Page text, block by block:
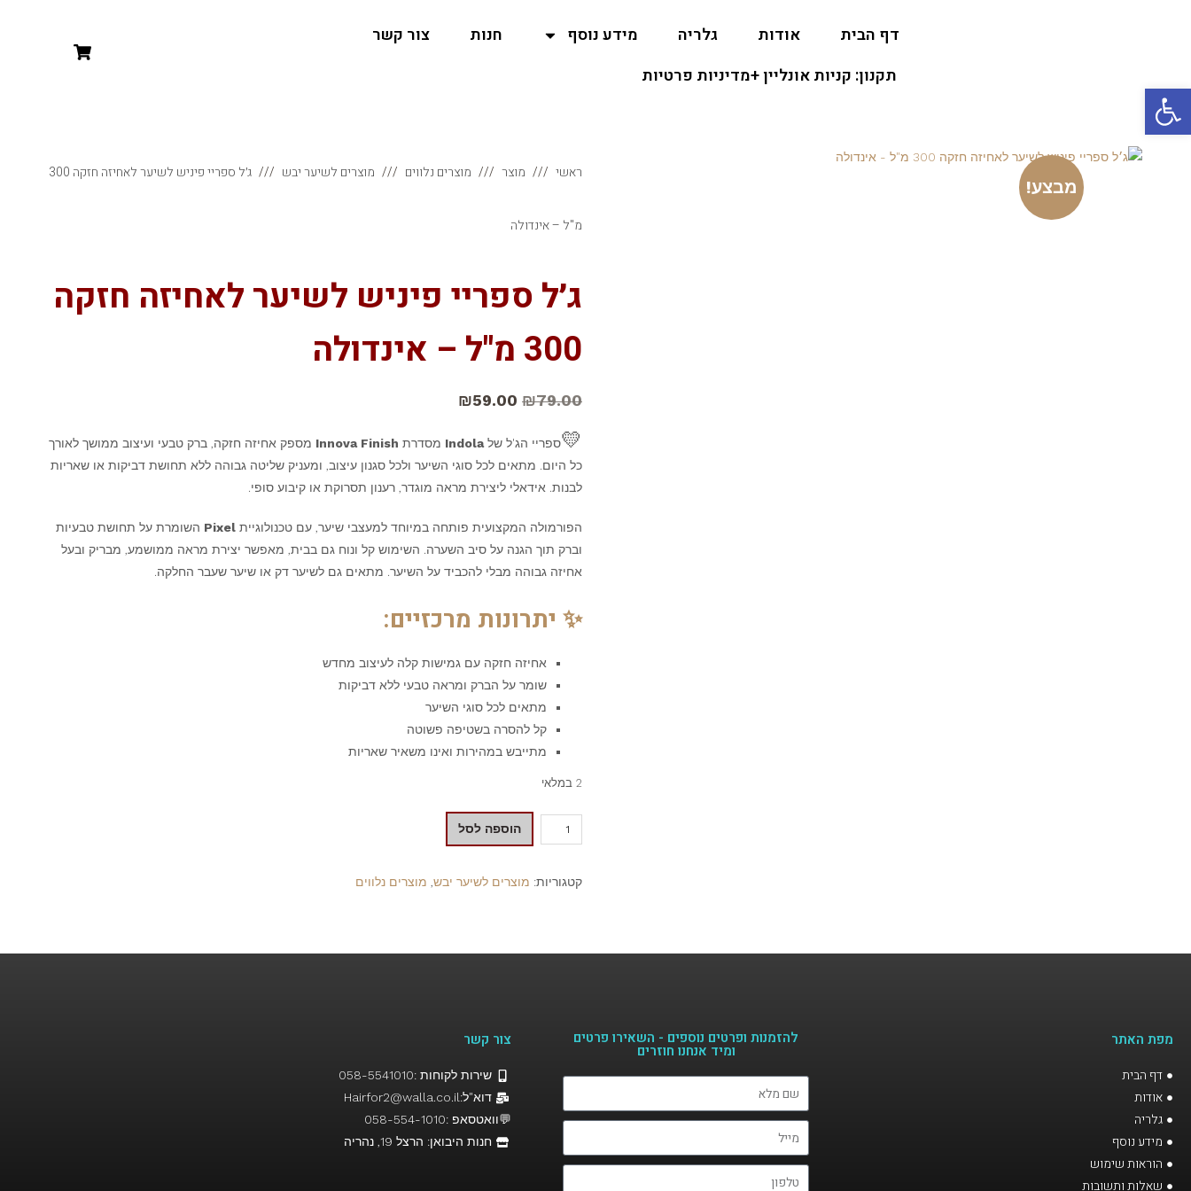
דף הבית אודות גלריה מידע נוסף חנות
צור קשר
תקנון: קניות אונליין +מדיניות פרטיות
מבצע!
ראשי מוצר מוצרים נלווים מוצרים לשיער יבש ג׳ל ספריי פיניש לשיער לאחיזה חזקה 300
מ"ל – אינדולה
ג׳ל ספריי פיניש לשיער לאחיזה חזקה
300 מ"ל – אינדולה
₪79.00
₪59.00
💛ספריי הג'ל שלIndola מסדרת Innova Finish מספק אחיזה חזקה, ברק טבעי ועיצוב ממושך לאורך
כל היום. מתאים לכל סוגי השיער ולכל סגנון עיצוב, ומעניק שליטה גבוהה ללא תחושת דביקות או שאריות
לבנות. אידאלי ליצירת מראה מוגדר, רענון תסרוקת או קיבוע סופי.
הפורמולה המקצועית פותחה במיוחד למעצבי שיער, עם טכנולוגיית Pixel השומרת על תחושת טבעיות
וברק תוך הגנה על סיב השערה. השימוש קל ונוח גם בבית, מאפשר יצירת מראה ממושמע, מבריק ובעל
אחיזה גבוהה מבלי להכביד על השיער. מתאים גם לשיער דק או שיער שעבר החלקה.
✨ יתרונות מרכזיים:
אחיזה חזקה עם גמישות קלה לעיצוב מחדש
שומר על הברק ומראה טבעי ללא דביקות
מתאים לכל סוגי השיער
קל להסרה בשטיפה פשוטה
מתייבש במהירות ואינו משאיר שאריות
2 במלאי
הוספה לסל
קטגוריות: מוצרים לשיער יבש מוצרים נלווים
מפת האתר
דף הבית
אודות
גלריה
מידע נוסף
הוראות שימוש
שאלות ותשובות
להזמנות ופרטים נוספים - השאירו פרטים
ומיד אנחנו חוזרים​
צור קשר
שירות לקוחות :058-5541010
דוא"ל:Hairfor2@walla.co.il
💬וואטסאפ :058-554-1010
חנות היבואן: הרצל 19, נהריה
פתח סרגל נגישות